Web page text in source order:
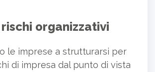
organizzativi
le imprese a strutturarsi per
di impresa dal punto di vista